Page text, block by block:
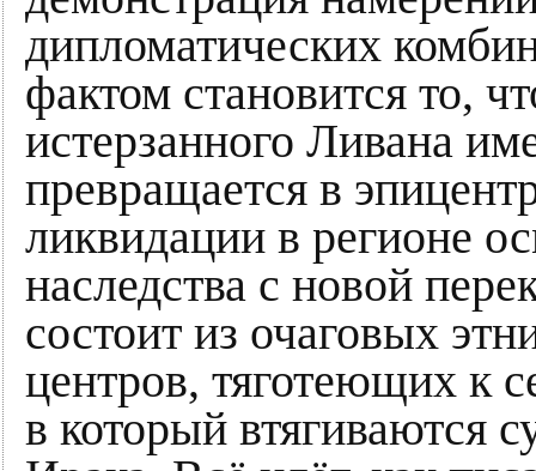
дипломатических
фактом становится то,
истерзанного Ливана
превращается в
ликвидации в регионе
наследства с новой
состоит из очаговых
центров, тяготеющих к
в который втягиваются